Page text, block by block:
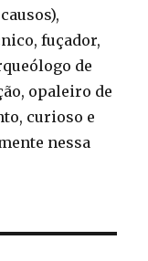
fuçador,
de
opaleiro de
curioso e
nessa